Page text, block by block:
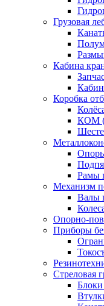
Грузовая
Кабина
Коробка
КОМ
Рамы
Механизм
Валы
Опорно-
Приборы
Стреловая
Блоки